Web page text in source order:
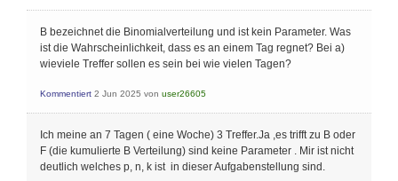
B bezeichnet die Binomialverteilung und ist kein Parameter. Was
ist die Wahrscheinlichkeit, dass es an einem Tag regnet? Bei a)
wieviele Treffer sollen es sein bei wie vielen Tagen?
Kommentiert 2 Jun 2025 von user26605
Ich meine an 7 Tagen ( eine Woche) 3 Treffer.Ja ,es trifft zu B oder
F (die kumulierte B Verteilung) sind keine Parameter . Mir ist nicht
deutlich welches p, n, k ist in dieser Aufgabenstellung sind.